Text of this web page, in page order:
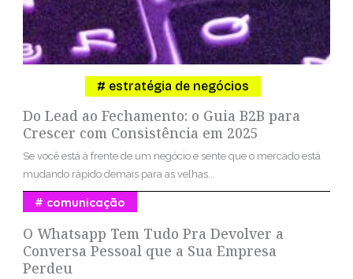
Do Lead ao Fechamento: o Guia B2B para
Crescer com Consistência em 2025
estratégia de negócios
Se você está à frente de um negócio e sente que o mercado está
mudando rápido demais para as velhas...
O Whatsapp Tem Tudo Pra Devolver a
Conversa Pessoal que a Sua Empresa
Perdeu
comunicação